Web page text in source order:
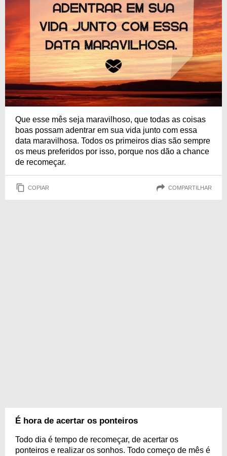
Que esse mês seja maravilhoso, que todas as coisas
boas possam adentrar em sua vida junto com essa
data maravilhosa. Todos os primeiros dias são sempre
os meus preferidos por isso, porque nos dão a chance
de recomeçar.
COPIAR COMPARTILHAR
É hora de acertar os ponteiros
Todo dia é tempo de recomeçar, de acertar os
ponteiros e realizar os sonhos. Todo começo de mês é